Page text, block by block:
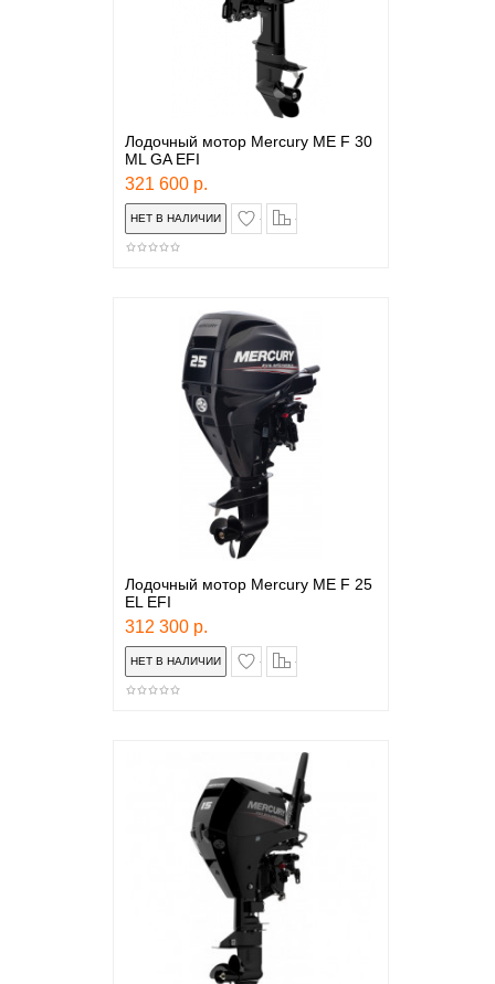
Лодочный мотор Mercury ME F 30
ML GA EFI
321 600 р.
в закладки
Лодочный мотор Mercury ME F 25
EL EFI
312 300 р.
в закладки